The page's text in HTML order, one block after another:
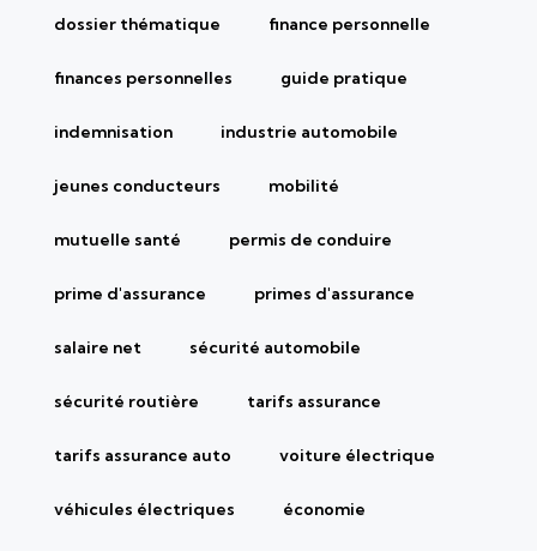
dossier thématique finance personnelle
finances personnelles guide pratique
indemnisation industrie automobile
jeunes conducteurs mobilité
mutuelle santé permis de conduire
prime d'assurance primes d'assurance
salaire net sécurité automobile
sécurité routière tarifs assurance
tarifs assurance auto voiture électrique
véhicules électriques économie